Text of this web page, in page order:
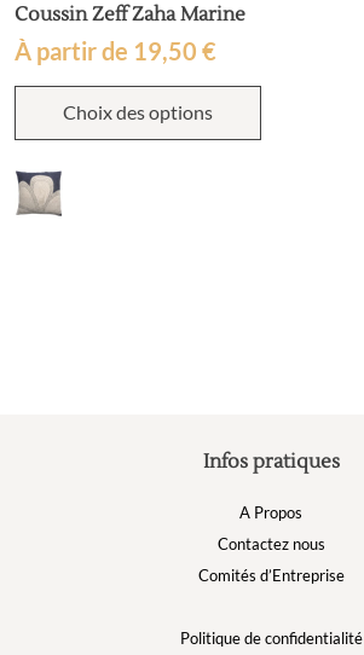
Coussin Zeff Zaha Marine
À partir de 19,50 €
Choix des options
Ce
a
Infos pratiques
A Propos
Contactez nous
Comités d’Entreprise
Politique de confidentialité